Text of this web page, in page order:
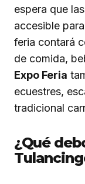
espera que
accesible
feria contará
de comida,
Expo Feria
ecuestres,
tradicional
¿Qué